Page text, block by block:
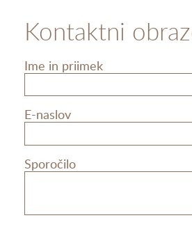
Kontaktni
Ime in priimek
E-naslov
Sporočilo